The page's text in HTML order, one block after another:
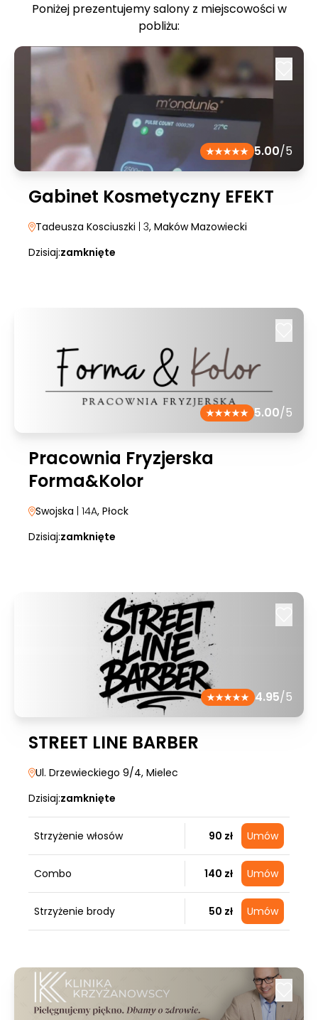
Poniżej prezentujemy salony z miejscowości w
pobliżu:
5.00/5
Gabinet Kosmetyczny EFEKT
Tadeusza Kosciuszki | 3, Maków Mazowiecki
Dzisiaj:zamknięte
5.00/5
Pracownia Fryzjerska
Forma&Kolor
Swojska | 14A, Płock
Dzisiaj:zamknięte
4.95/5
STREET LINE BARBER
Ul. Drzewieckiego 9/4, Mielec
Dzisiaj:zamknięte
Strzyżenie włosów 90 zł Umów
Combo 140 zł Umów
Strzyżenie brody 50 zł Umów